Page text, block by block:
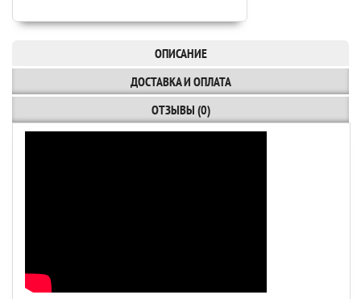
ОПИСАНИЕ
ДОСТАВКА И ОПЛАТА
ОТЗЫВЫ (0)